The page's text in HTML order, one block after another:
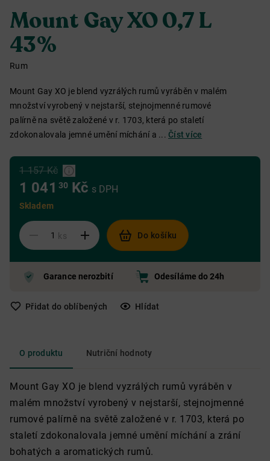
Mount Gay XO 0,7 L
43%
Rum
Mount Gay XO je blend vyzrálých rumů vyráběn v malém
množství vyrobený v nejstarší, stejnojmenné rumové
palírně na světě založené v r. 1703, která po staletí
zdokonalovala jemné umění míchání a ... Číst více
1 157 Kč
1 041 30 Kč s DPH
Skladem
ks Do košíku
Garance nerozbití Odesíláme do 24h
Přidat do oblíbených Hlídat
O produktu Nutriční hodnoty
Mount Gay XO je blend vyzrálých rumů vyráběn v
malém množství vyrobený v nejstarší, stejnojmenné
rumové palírně na světě založené v r. 1703, která po
staletí zdokonalovala jemné umění míchání a zrání
bohatých a aromatických rumů.